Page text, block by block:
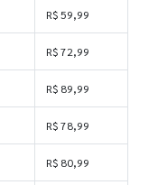
R$ 59,99
R$ 72,99
R$ 89,99
R$ 78,99
R$ 80,99